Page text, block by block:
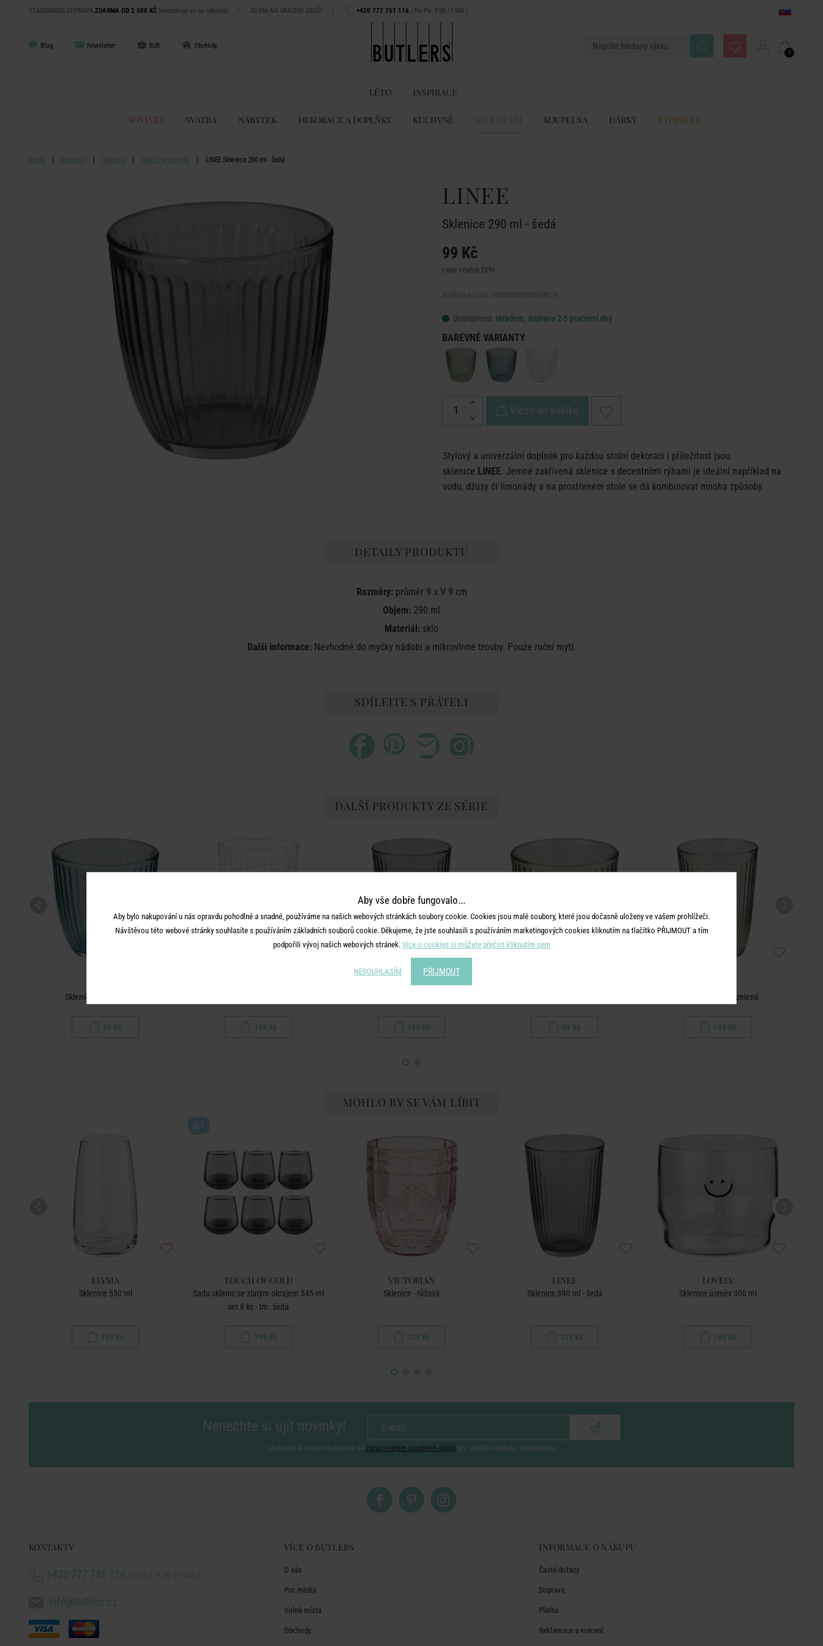
STANDARDNÍ DOPRAVA ZDARMA OD 2 500 KČ (nevztahuje se na nábytek) | 30 DNÍ NA VRÁCENÍ ZBOŽÍ | +420 777 751 116 ( Po-Pá: 9:00-17:00h )
Blog Newsletter B2B Obchody
0
LÉTO INSPIRACE
NOVINKY SVATBA NÁBYTEK DEKORACE A DOPLŇKY KUCHYNĚ STOLOVÁNÍ KOUPELNA DÁRKY VÝPRODEJ
Domů Stolování Sklenice Skleničky na vodu LINEE Sklenice 290 ml - šedá
LINEE
Sklenice 290 ml - šedá
99 Kč
cena včetně DPH
Dostupnost: skladem, doprava 2-5 pracovní dny
BAREVNÉ VARIANTY
Vložit do košíku
Stylový a univerzální doplněk pro každou stolní dekoraci i příležitost jsou
sklenice LINEE. Jemně zakřivená sklenice s decentními rýhami je ideální například na
vodu, džusy či limonády a na prostřeném stole se dá kombinovat mnoha způsoby.
DETAILY PRODUKTU
Rozměry:průměr 9 x V 9 cm
Objem: 290 ml
Materiál: sklo
Další informace:Nevhodné do myčky nádobí a mikrovlnné trouby. Pouze ruční mytí.
SDÍLEJTE S PŘÁTELI
DALŠÍ PRODUKTY ZE SÉRIE
Sklenice 290 ml - modrá
99 Kč 129 Kč
LINEE
129 Kč 99 Kč
Sklenice 390 ml - zelená
129 Kč
MOHLO BY SE VÁM LÍBIT
ELYSIA
Sklenice 530 ml
199 Kč
TOUCH OF GOLD
Sada sklenic se zlatým okrajem 345 ml
set 6 ks - tm. šedá
749 Kč
VICTORIAN
Sklenice - růžová
129 Kč
LINEE
Sklenice 390 ml - šedá
129 Kč
LOVELY
Sklenice úsměv 300 ml
149 Kč
Nenechte si ujít novinky!
vložením e-mailu souhlasíte se zpracováním osobních údajů pro zasílání našeho newsletteru
KONTAKTY
+420 777 751 116
info@butlers.cz
VÍCE O BUTLERS
O nás
Pro média
Volná místa
Obchody
INFORMACE O NÁKUPU
Časté dotazy
Doprava
Platba
Reklamace a vrácení
Aby vše dobře fungovalo...
Aby bylo nakupování u nás opravdu pohodlné a snadné, používáme na našich webových stránkách soubory cookie. Cookies jsou malé soubory, které jsou dočasně uloženy ve vašem prohlížeči.
Návštěvou této webové stránky souhlasíte s používáním základních souborů cookie. Děkujeme, že jste souhlasili s používáním marketingových cookies kliknutím na tlačítko PŘIJMOUT a tím
podpořili vývoj našich webových stránek. Více o cookies si můžete přečíst kliknutím sem
NESOUHLASÍM PŘIJMOUT